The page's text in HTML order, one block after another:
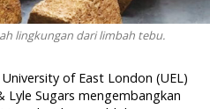
lingkungan dari limbah tebu.
of East London (UEL)
Sugars mengembangkan